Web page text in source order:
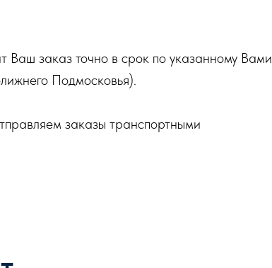
Ваш заказ точно в срок по указанному Вами
Подмосковья).
заказы транспортными